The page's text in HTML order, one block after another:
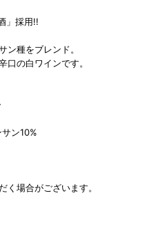
」採用!!
ン種をブレンド。
口の白ワインです。
ン10%
く場合がございます。